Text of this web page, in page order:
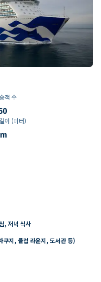
객 수
이 (미터)
m
, 저녁 식사
쿠지, 클럽 라운지, 도서관 등)